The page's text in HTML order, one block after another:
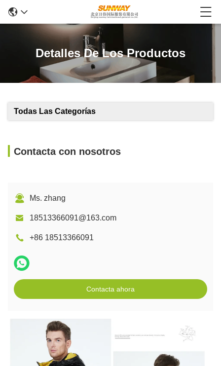
Detalles De Los Productos
Todas Las Categorías
Contacta con nosotros
Ms. zhang
18513366091@163.com
+86 18513366091
Contacta ahora